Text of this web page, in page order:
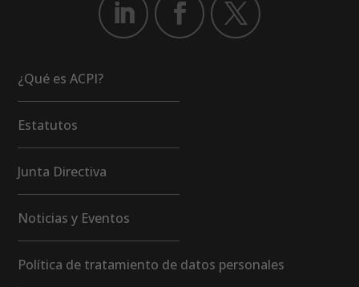
¿Qué es ACPI?
Estatutos
Junta Directiva
Noticias y Eventos
Política de tratamiento de datos personales